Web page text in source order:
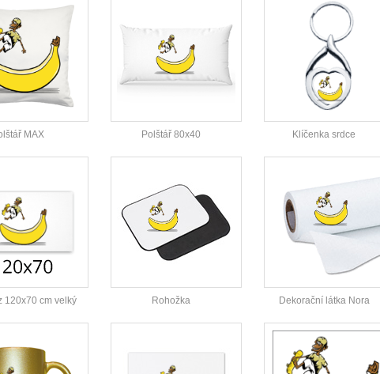
MAX Polštář 80x40 Klíčenka srdce
120x70 cm velký Rohožka Dekorační látka Nora